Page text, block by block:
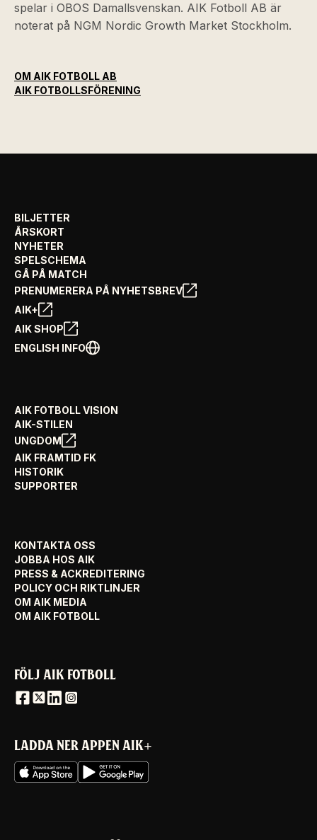
spelar i OBOS Damallsvenskan. AIK Fotboll AB är
noterat på NGM Nordic Growth Market Stockholm.
OM AIK FOTBOLL AB
AIK FOTBOLLSFÖRENING
BILJETTER
ÅRSKORT
NYHETER
SPELSCHEMA
GÅ PÅ MATCH
PRENUMERERA PÅ NYHETSBREV
AIK+
AIK SHOP
ENGLISH INFO
AIK FOTBOLL VISION
AIK-STILEN
UNGDOM
AIK FRAMTID FK
HISTORIK
SUPPORTER
KONTAKTA OSS
JOBBA HOS AIK
PRESS & ACKREDITERING
POLICY OCH RIKTLINJER
OM AIK MEDIA
OM AIK FOTBOLL
FÖLJ AIK FOTBOLL
LADDA NER APPEN AIK+